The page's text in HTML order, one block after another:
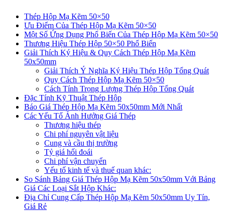
Thép Hộp Mạ Kẽm 50×50
Ưu Điểm Của Thép Hộp Mạ Kẽm 50×50
Một Số Ứng Dụng Phổ Biến Của Thép Hộp Mạ Kẽm 50×50
Thương Hiệu Thép Hộp 50×50 Phổ Biến
Giải Thích Ký Hiệu & Quy Cách Thép Hộp Mạ Kẽm
50x50mm
Giải Thích Ý Nghĩa Ký Hiệu Thép Hộp Tổng Quát
Quy Cách Thép Hộp Mạ Kẽm 50×50
Cách Tính Trọng Lượng Thép Hộp Tổng Quát
Đặc Tính Kỹ Thuật Thép Hộp
Báo Giá Thép Hộp Mạ Kẽm 50x50mm Mới Nhất
Các Yếu Tố Ảnh Hưởng Giá Thép
Thương hiệu thép
Chi phí nguyên vật liệu
Cung và cầu thị trường
Tỷ giá hối đoái
Chi phí vận chuyển
Yếu tố kinh tế và thuế quan khác:
So Sánh Bảng Giá Thép Hộp Mạ Kẽm 50x50mm Với Bảng
Giá Các Loại Sắt Hộp Khác:
Địa Chỉ Cung Cấp Thép Hộp Mạ Kẽm 50x50mm Uy Tín,
Giá Rẻ